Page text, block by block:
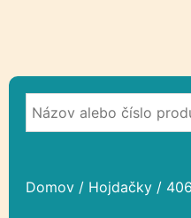
Domov / Hojdačky /